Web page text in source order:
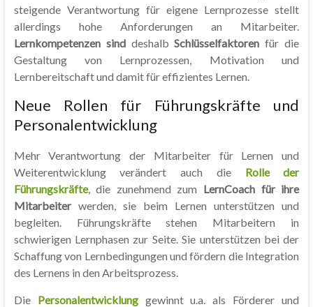
steigende Verantwortung für eigene Lernprozesse stellt
allerdings hohe Anforderungen an Mitarbeiter.
Lernkompetenzen sinddeshalbSchlüsselfaktoren für die
Gestaltung von Lernprozessen, Motivation und
Lernbereitschaft und damit für effizientes Lernen.
Neue Rollen für Führungskräfte und
Personalentwicklung
Mehr Verantwortung der Mitarbeiter für Lernen und
Weiterentwicklung verändert auch die Rolle der
Führungskräfte, die zunehmend zum LernCoach für ihre
Mitarbeiterwerden, sie beim Lernen unterstützen und
begleiten. Führungskräfte stehen Mitarbeitern in
schwierigen Lernphasen zur Seite. Sie unterstützen bei der
Schaffung von Lernbedingungen und fördern die Integration
des Lernens in den Arbeitsprozess.
Die Personalentwicklunggewinnt u.a. als Förderer und